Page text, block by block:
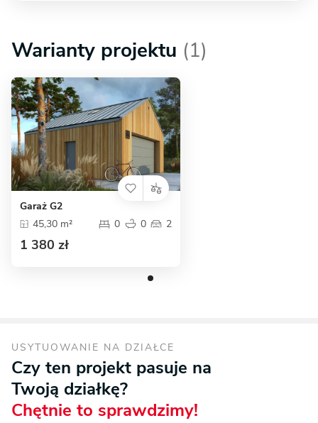
Warianty projektu (1)
Garaż G2
45,30 m²
0 0 2
1 380 zł
USYTUOWANIE NA DZIAŁCE
Czy ten projekt pasuje na
Twoją działkę?
Chętnie to sprawdzimy!